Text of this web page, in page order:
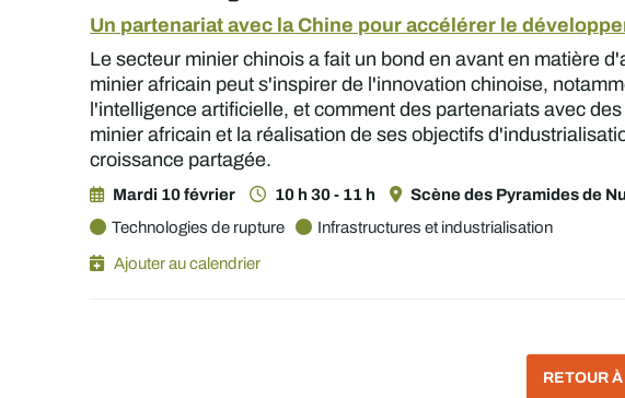
Un partenariat avec la Chine pour accélérer le
Le secteur minier chinois a fait un bond en avant en matière
minier africain peut s'inspirer de l'innovation chinoise,
l'intelligence artificielle, et comment des partenariats avec
minier africain et la réalisation de ses objectifs
croissance partagée.
Mardi 10 février 10 h 30 - 11 h
Scène des Pyramides de
Technologies de rupture
Infrastructures et industrialisation
Ajouter au calendrier
RETOUR